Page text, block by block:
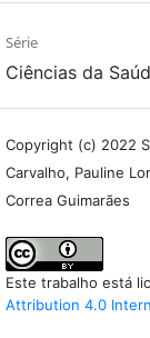
Série
Ciências da
Copyright (c) 2022
Carvalho, Pauline
Correa Guimarães
Este trabalho está
Attribution 4.0